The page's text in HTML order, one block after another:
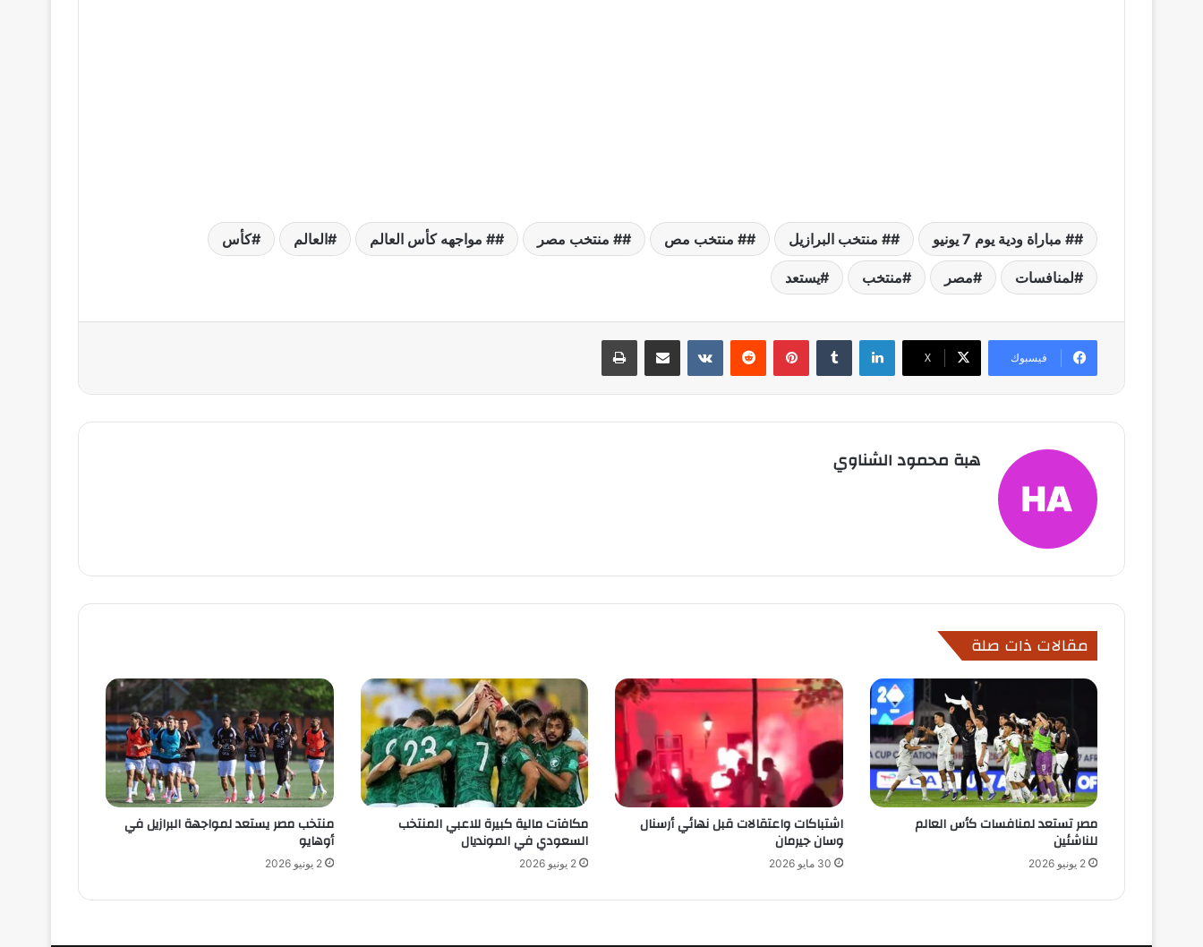
# مباراة ودية يوم 7 يونيو # منتخب البرازيل # منتخب مص # منتخب مصر # مواجهه كأس العالم العالم كأس
لمنافسات مصر منتخب يستعد
فيسبوك X
لينكدإن بينتيريست مشاركة عبر البريد طباعة
هبة محمود الشناوي
مقالات ذات صلة
مصر تستعد لمنافسات كأس العالم
للناشئين
2 يونيو 2026
اشتباكات واعتقالات قبل نهائي أرسنال
وسان جيرمان
30 مايو 2026
مكافآت مالية كبيرة للاعبي المنتخب
السعودي في المونديال
2 يونيو 2026
منتخب مصر يستعد لمواجهة البرازيل في
أوهايو
2 يونيو 2026